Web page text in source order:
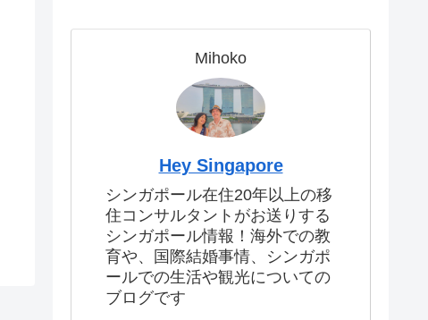
Mihoko
Hey Singapore
シンガポール在住20年以上の移
住コンサルタントがお送りする
シンガポール情報！海外での教
育や、国際結婚事情、シンガポ
ールでの生活や観光についての
ブログです